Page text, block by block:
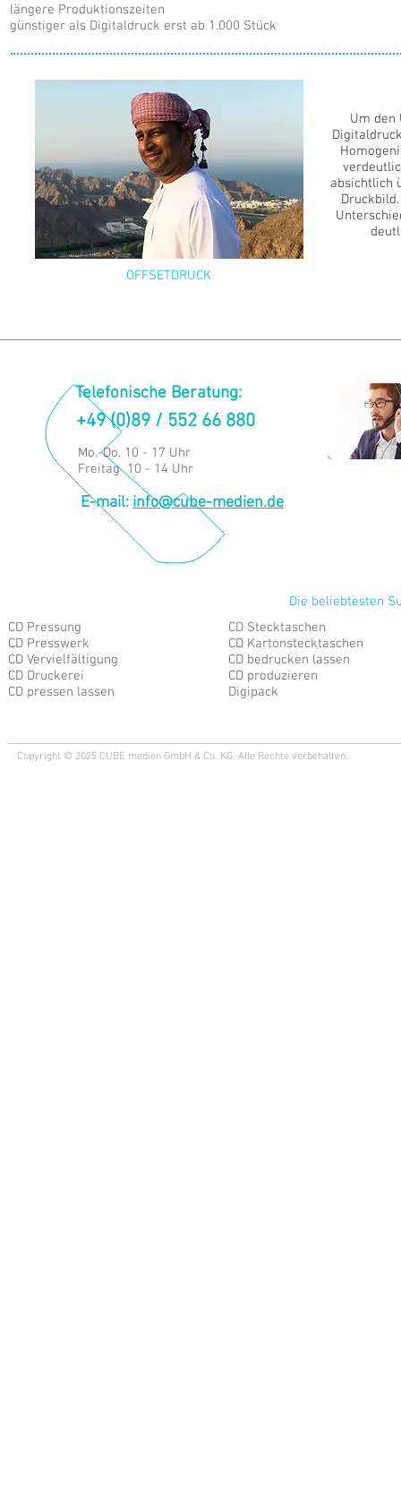
längere Produktionszeiten
günstiger als Digitaldruck erst ab 1.000 Stück
OFFSETDRUCK
Um den
absichtlich
Telefonische Beratung:
+49 (0)89 / 552 66 880
Mo.-Do. 10 - 17 Uhr
Freitag 10 - 14 Uhr
E-mail: info@cube-medien.de
Die beliebtesten
CD Pressung
CD Presswerk
CD Vervielfältigung
CD Druckerei
CD pressen lassen
CD Stecktaschen
CD Kartonstecktaschen
CD bedrucken lassen
CD produzieren
Digipack
Copyright © 2025 CUBE medien GmbH & Co. KG. Alle Rechte vorbehalten.